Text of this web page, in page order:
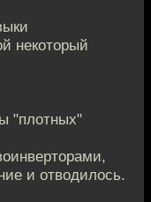
некоторый
"плотных"
и отводилось.